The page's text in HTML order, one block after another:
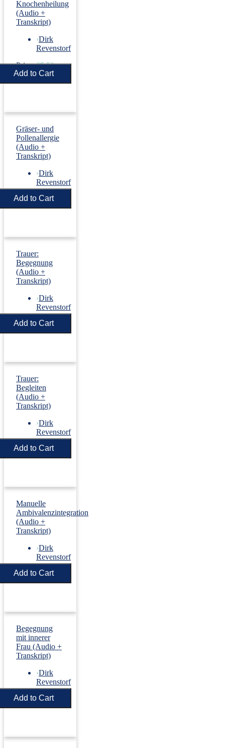
Knochenheilung
(Audio +
Transkript)
›Dirk
Revenstorf
Price: €5.50
Gräser- und
Pollenallergie
(Audio +
Transkript)
›Dirk
Revenstorf
Price: €5.50
Trauer:
Begegnung
(Audio +
Transkript)
›Dirk
Revenstorf
Price: €5.50
Trauer:
Begleiten
(Audio +
Transkript)
›Dirk
Revenstorf
Price: €5.50
Manuelle
Ambivalenzintegration
(Audio +
Transkript)
›Dirk
Revenstorf
Price: €5.50
Begegnung
mit innerer
Frau (Audio +
Transkript)
›Dirk
Revenstorf
Price: €5.50